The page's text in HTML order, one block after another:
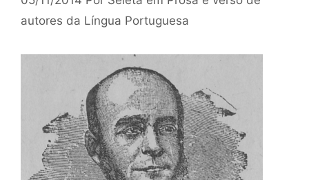
autores da Língua Portuguesa